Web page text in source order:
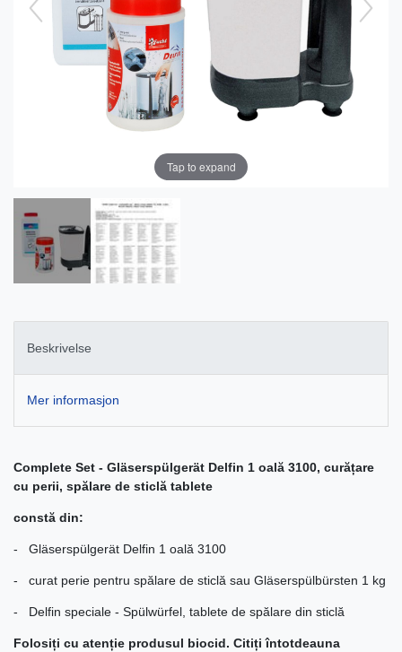
Tap to expand
Beskrivelse
Mer informasjon
Complete Set - Gläserspülgerät Delfin 1 oală 3100, curățare
cu perii, spălare de sticlă tablete
constă din:
- Gläserspülgerät Delfin 1 oală 3100
- curat perie pentru spălare de sticlă sau Gläserspülbürsten 1 kg
- Delfin speciale - Spülwürfel, tablete de spălare din sticlă
Folosiți cu atenție produsul biocid. Citiți întotdeauna